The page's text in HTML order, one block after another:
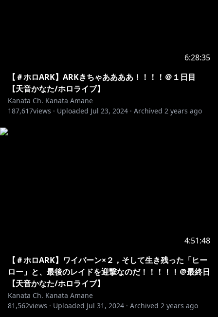
6:28:35
【＃ホロARK】ARKきちゃああああ！！！！＠１日目
【天音かなた/ホロライブ】
Kanata Ch. Kanata Amane
187,617views · Uploaded Jul 23, 2024 · Archived 2 years ago
4:51:48
【＃ホロARK】ワイバーン×２，そして生き残った「ヒー
ロー」と、最後のレイドを迎撃なのだ！！！！！＠最終日
【天音かなた/ホロライブ】
Kanata Ch. Kanata Amane
81,562views · Uploaded Jul 31, 2024 · Archived 2 years ago